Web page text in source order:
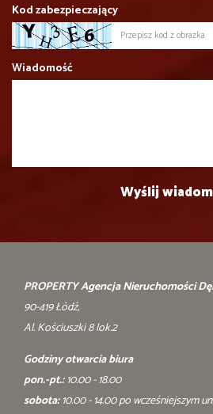
Kod zabezpieczający
Wiadomość
PROPERTY Agencja Nieruchomości
90-419 Łódź,
Al. Kościuszki 8 lok.2
Godziny otwarcia biura
pon.-pt.:10.00 - 18.00
sobota:10.00 - 14.00 po wcześniejszym